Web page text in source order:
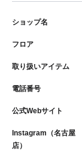
ショップ名
フロア
取り扱いアイテム
電話番号
公式Webサイト
Instagram（名古屋
店）